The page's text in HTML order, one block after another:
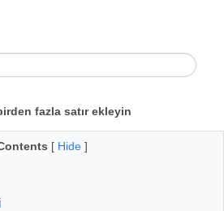
fazla satır ekleyin
[ Hide ]